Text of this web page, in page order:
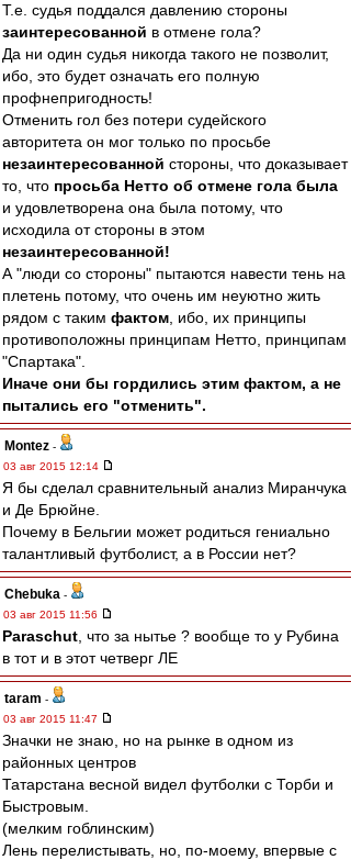
Т.е. судья поддался давлению стороны
заинтересованной в отмене гола?
Да ни один судья никогда такого не позволит,
ибо, это будет означать его полную
профнепригодность!
Отменить гол без потери судейского
авторитета он мог только по просьбе
незаинтересованной стороны, что доказывает
то, что просьба Нетто об отмене гола была
и удовлетворена она была потому, что
исходила от стороны в этом
незаинтересованной!
А "люди со стороны" пытаются навести тень на
плетень потому, что очень им неуютно жить
рядом с таким фактом , ибо, их принципы
противоположны принципам Нетто, принципам
"Спартака".
Иначе они бы гордились этим фактом, а не
пытались его "отменить".
Montez -
03 авг 2015 12:14
Я бы сделал сравнительный анализ Миранчука
и Де Брюйне.
Почему в Бельгии может родиться гениально
талантливый футболист, а в России нет?
Chebuka -
03 авг 2015 11:56
Paraschut , что за нытье ? вообще то у Рубина
в тот и в этот четверг ЛЕ
taram -
03 авг 2015 11:47
Значки не знаю, но на рынке в одном из
районных центров
Татарстана весной видел футболки с Торби и
Быстровым.
(мелким гоблинским)
Лень перелистывать, но, по-моему, впервые с